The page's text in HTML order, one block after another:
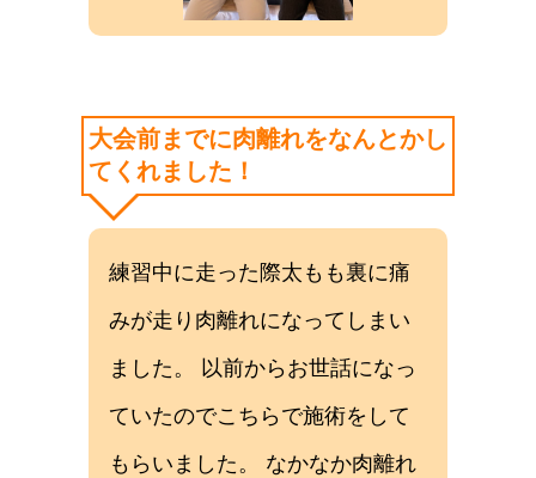
大会前までに肉離れをなんとかし
てくれました！
練習中に走った際太もも裏に痛
みが走り肉離れになってしまい
ました。 以前からお世話になっ
ていたのでこちらで施術をして
もらいました。 なかなか肉離れ